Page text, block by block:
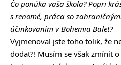
Čo ponúka vaša škola? Popri
s renomé, práca so
účinkovaním v Bohemia Balet?
Vyjmenoval jste toho tolik, že
dodat?! Musím se však zmínit